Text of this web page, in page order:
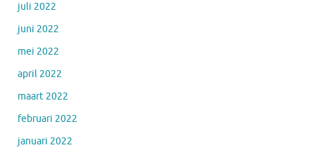
juli 2022
juni 2022
mei 2022
april 2022
maart 2022
februari 2022
januari 2022